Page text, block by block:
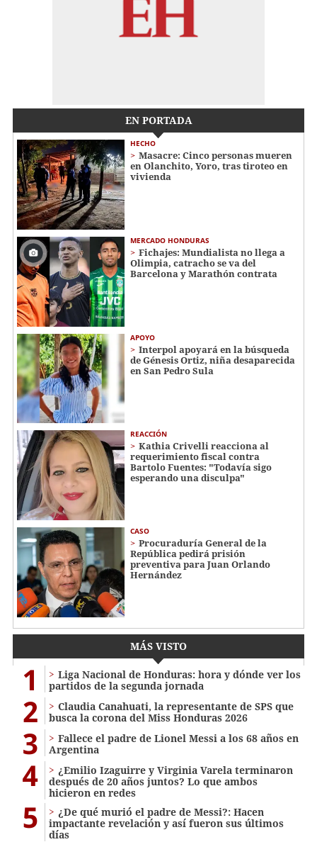
EN PORTADA
HECHO
Masacre: Cinco personas mueren
en Olanchito, Yoro, tras tiroteo en
vivienda
MERCADO HONDURAS
Fichajes: Mundialista no llega a
Olimpia, catracho se va del
Barcelona y Marathón contrata
APOYO
Interpol apoyará en la búsqueda
de Génesis Ortiz, niña desaparecida
en San Pedro Sula
REACCIÓN
Kathia Crivelli reacciona al
requerimiento fiscal contra
Bartolo Fuentes: "Todavía sigo
esperando una disculpa"
CASO
Procuraduría General de la
República pedirá prisión
preventiva para Juan Orlando
Hernández
MÁS VISTO
1
Liga Nacional de Honduras: hora y dónde ver los
partidos de la segunda jornada
2
Claudia Canahuati, la representante de SPS que
busca la corona del Miss Honduras 2026
3
Fallece el padre de Lionel Messi a los 68 años en
Argentina
4
¿Emilio Izaguirre y Virginia Varela terminaron
después de 20 años juntos? Lo que ambos
hicieron en redes
5
¿De qué murió el padre de Messi?: Hacen
impactante revelación y así fueron sus últimos
días